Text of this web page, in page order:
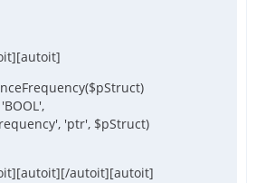
'ptr', $pStruct)
autoit][autoit]